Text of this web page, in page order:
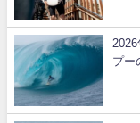
プー